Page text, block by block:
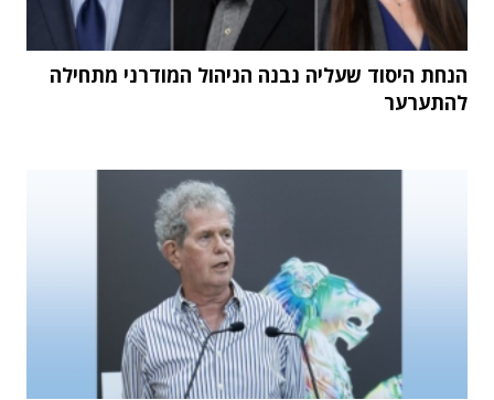
הנחת היסוד שעליה נבנה הניהול המודרני מתחילה
להתערער